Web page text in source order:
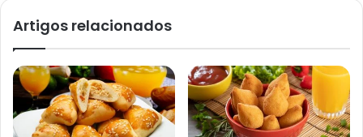
Macarrão com molho de tomate e manjericão – Reprodução Canva
Pro
Artigos relacionados